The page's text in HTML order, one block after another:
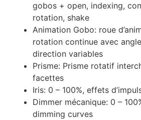
gobos + open, indexing,
rotation, shake
Animation Gobo: roue
rotation continue avec
direction variables
Prisme: Prisme rotatif
facettes
Iris: 0 – 100%, effets
Dimmer mécanique: 0 –
dimming curves